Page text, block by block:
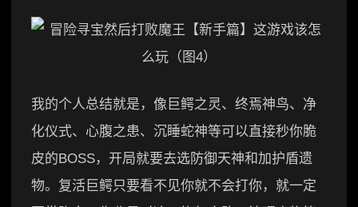
我的个人总结就是，像巨鳄之灵、终焉神鸟、净
化仪式、心腹之患、沉睡蛇神等可以直接秒你脆
皮的BOSS，开局就要去选防御天神和加护盾遗
物。复活巨鳄只要看不见你就不会打你，就一定